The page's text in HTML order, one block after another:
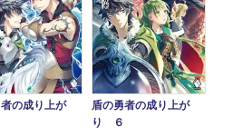
の成り上が
盾の勇者の成り上が
り ６